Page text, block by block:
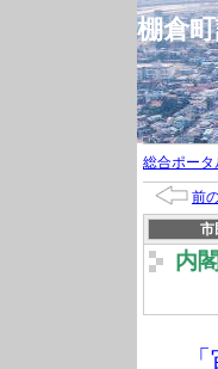
棚倉
総合ポータ
前
市
内